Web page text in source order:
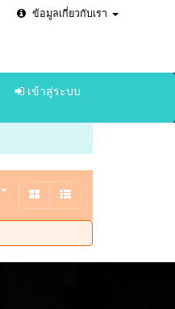
ข้อมูลเกี่ยวกับเรา
เข้าสู่ระบบ